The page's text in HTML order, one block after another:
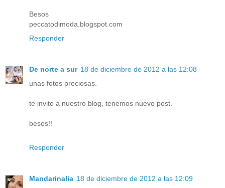
Besos
peccatodimoda.blogspot.com
Responder
De norte a sur 18 de diciembre de 2012 a las 12:08
unas fotos preciosas.
te invito a nuestro blog, tenemos nuevo post.
besos!!
Responder
Mandarinalia 18 de diciembre de 2012 a las 12:09